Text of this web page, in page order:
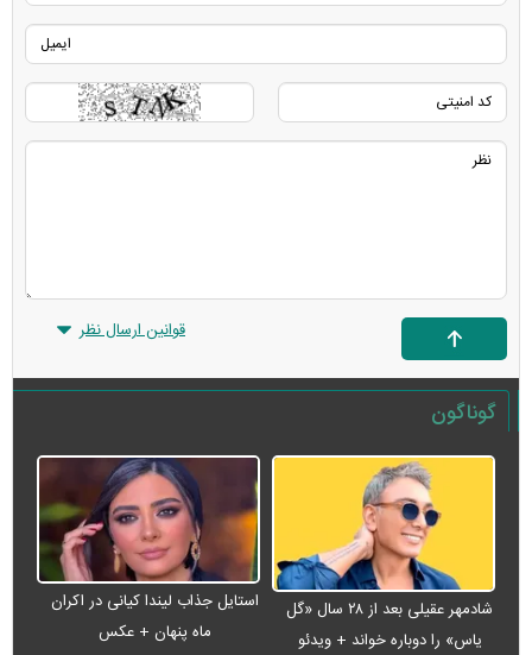
قوانین ارسال نظر
گوناگون
شادمهر عقیلی بعد از ۲۸ سال «گل
یاس» را دوباره خواند + ویدئو
استایل جذاب لیندا کیانی در اکران
ماه پنهان + عکس